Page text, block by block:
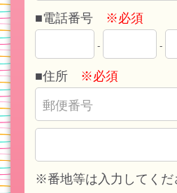
■電話番号 ※必須
- -
■住所 ※必須
※番地等は入力してくだ